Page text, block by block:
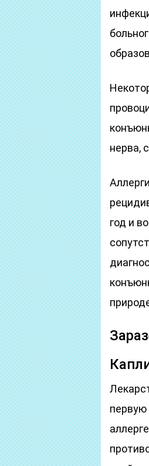
нерва,
год и
первую